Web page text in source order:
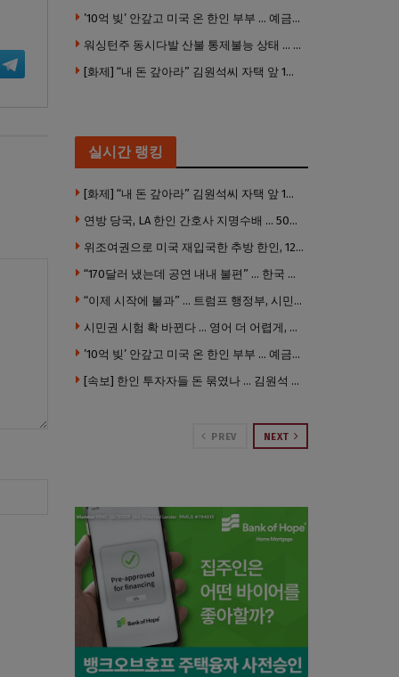
’10억 빚’ 안갚고 미국 온 한인 부부 … 예금보험공사, 미국서 소송
워싱턴주 동시다발 산불 통제불능 상태 … 이재민 수십만명
[화제] “내 돈 갚아라” 김원석씨 자택 앞 1인 광대 시위 … 한인 투자사, “108만 달러 못받아”
실시간 랭킹
[화제] “내 돈 갚아라” 김원석씨 자택 앞 1인 광대 시위 … 한인 투자사, “108만 달러 못받아”
연방 당국, LA 한인 간호사 지명수배 … 500만 달러 메디캐어 사기, 선고 직전 한국 도주
위조여권으로 미국 재입국한 추방 한인, 120만 달러 은행 사기 행각
“170달러 냈는데 공연 내내 불편” … 한국 코미디언 LA공연, 음향 불량에 외모 비하 개그 논란
“이제 시작에 불과” … 트럼프 행정부, 시민권 박탈 본격화
시민권 시험 확 바뀐다 … 영어 더 어렵게, 민간시험 도입 추진
’10억 빚’ 안갚고 미국 온 한인 부부 … 예금보험공사, 미국서 소송
[속보] 한인 투자자들 돈 묶였나 … 김원석 회사들 챕터7 강제파산·자진파산 잇따라 신청
PREV NEXT